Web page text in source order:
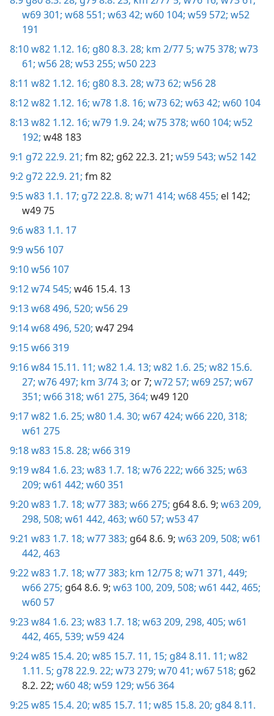
w69 301; w68 551; w63 42; w60 104; w59 572; w52
191
8:10w82 1.12. 16; g80 8.3. 28; km 2/77 5; w75 378; w73
61; w56 28; w53 255; w50 223
8:11 w82 1.12. 16; g80 8.3. 28; w73 62; w56 28
8:12w82 1.12. 16; w78 1.8. 16; w73 62; w63 42; w60 104
8:13w82 1.12. 16; w79 1.9. 24; w75 378; w60 104; w52
192; w48 183
9:1 g72 22.9. 21; fm 82; g62 22.3. 21; w59 543; w52 142
9:2 g72 22.9. 21; fm 82
9:5w83 1.1. 17; g72 22.8. 8; w71 414; w68 455; el 142;
w49 75
9:6w83 1.1. 17
9:9w56 107
9:10w56 107
9:12w74 545; w46 15.4. 13
9:13w68 496, 520; w56 29
9:14w68 496, 520; w47 294
9:15w66 319
9:16w84 15.11. 11; w82 1.4. 13; w82 1.6. 25; w82 15.6.
27; w76 497; km 3/74 3; or 7; w72 57; w69 257; w67
351; w66 318; w61 275, 364; w49 120
9:17w82 1.6. 25; w80 1.4. 30; w67 424; w66 220, 318;
w61 275
9:18w83 15.8. 28; w66 319
9:19w84 1.6. 23; w83 1.7. 18; w76 222; w66 325; w63
209; w61 442; w60 351
9:20w83 1.7. 18; w77 383; w66 275; g64 8.6. 9; w63 209,
298, 508; w61 442, 463; w60 57; w53 47
9:21 w83 1.7. 18; w77 383; g64 8.6. 9; w63 209, 508; w61
442, 463
9:22w83 1.7. 18; w77 383; km 12/75 8; w71 371, 449;
w66 275; g64 8.6. 9; w63 100, 209, 508; w61 442, 465;
w60 57
9:23w84 1.6. 23; w83 1.7. 18; w63 209, 298, 405; w61
442, 465, 539; w59 424
9:24w85 15.4. 20; w85 15.7. 11, 15; g84 8.11. 11; w82
1.11. 5; g78 22.9. 22; w73 279; w70 41; w67 518; g62
8.2. 22; w60 48; w59 129; w56 364
9:25w85 15.4. 20; w85 15.7. 11; w85 15.8. 20; g84 8.11.